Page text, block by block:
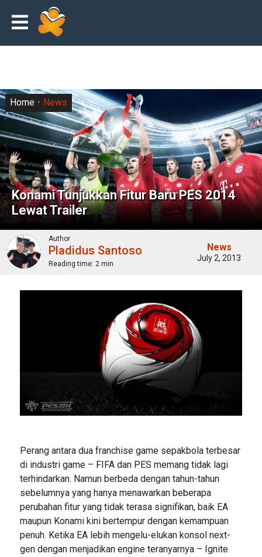
Konami Tunjukkan Fitur Baru PES 2014
Lewat Trailer
Home News
Author
Pladidus Santoso
Reading time: 2 min
News
July 2, 2013
Perang antara dua franchise game sepakbola terbesar
di industri game – FIFA dan PES memang tidak lagi
terhindarkan. Namun berbeda dengan tahun-tahun
sebelumnya yang hanya menawarkan beberapa
perubahan fitur yang tidak terasa signifikan, baik EA
maupun Konami kini bertempur dengan kemampuan
penuh. Ketika EA lebih mengelu-elukan konsol next-
gen dengan menjadikan engine teranyarnya – Ignite